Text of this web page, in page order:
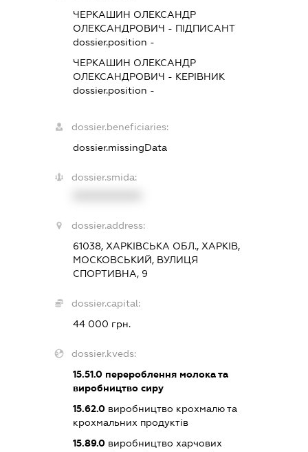
ЧЕРКАШИН ОЛЕКСАНДР
ОЛЕКСАНДРОВИЧ - ПІДПИСАНТ
dossier.position -
ЧЕРКАШИН ОЛЕКСАНДР
ОЛЕКСАНДРОВИЧ - КЕРІВНИК
dossier.position -
dossier.beneficiaries:
dossier.missingData
dossier.smida:
dossier.address:
61038, ХАРКІВСЬКА ОБЛ., ХАРКІВ,
МОСКОВСЬКИЙ, ВУЛИЦЯ
СПОРТИВНА, 9
dossier.capital:
44 000 грн.
dossier.kveds:
15.51.0перероблення молока та
виробництво сиру
15.62.0виробництво крохмалю та
крохмальних продуктів
15.89.0виробництво харчових